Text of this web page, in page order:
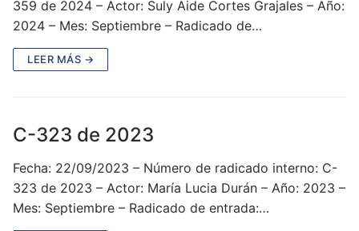
359 de 2024 – Actor: Suly Aide Cortes Grajales – Año:
2024 – Mes: Septiembre – Radicado de…
LEER MÁS →
C-323 de 2023
Fecha: 22/09/2023 – Número de radicado interno: C-
323 de 2023 – Actor: María Lucia Durán – Año: 2023 –
Mes: Septiembre – Radicado de entrada:…